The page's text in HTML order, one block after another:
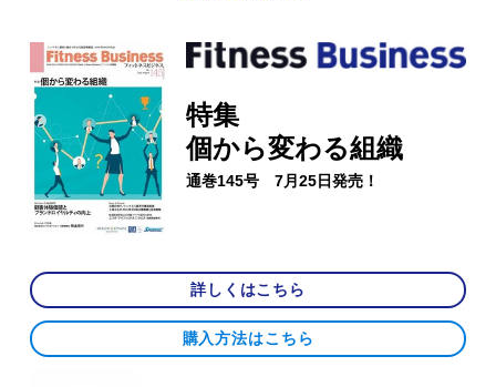
特集
個から変わる組織
通巻145号 7月25日発売！
詳しくはこちら
購入方法はこちら